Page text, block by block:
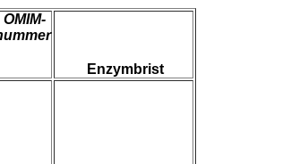
OMIM-
Enzymbrist